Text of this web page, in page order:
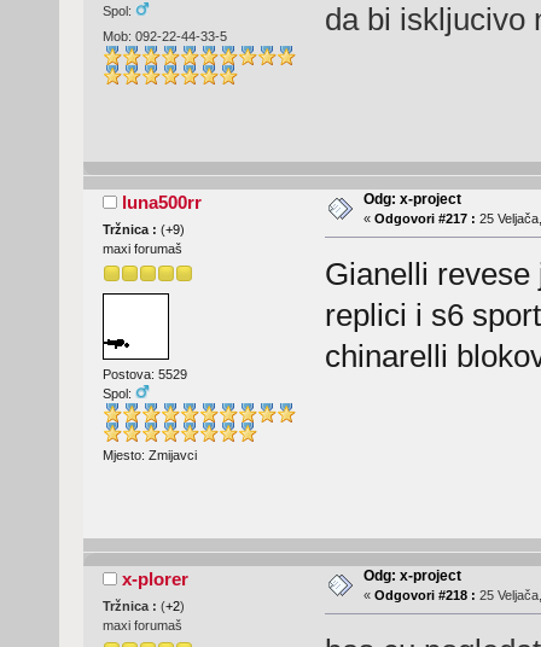
Spol:
Mob: 092-22-44-33-5
da bi iskljucivo
luna500rr
Tržnica : (+9)
maxi forumaš
Postova: 5529
Spol:
Mjesto: Zmijavci
Odg: x-project
« Odgovori #217 : 25
Gianelli
replici i s6
chinarelli
x-plorer
Tržnica : (+2)
maxi forumaš
Odg: x-project
« Odgovori #218 : 25